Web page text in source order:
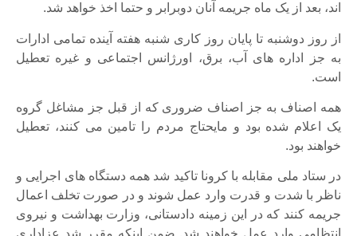
اند، بعد از یک ماه جریمه آنان دوبرابر و حتما اخذ خواهد شد.
از روز دوشنبه تا پایان روز کاری شنبه هفته آینده تمامی ادارات
به جز اداره های آب، برق، اورژانس اجتماعی و غیره تعطیل
است.
همه اصناف به جز اصناف ضروری که از قبل جز مشاغل گروه
یک اعلام شده بود و مایحتاج مردم را تامین می کنند، تعطیل
خواهند بود.
در ستاد ملی مقابله با کرونا تاکید شد همه دستگاه های اجرایی و
ناظر با شدت و قدرت وارد عمل شوند و در صورت تخلف اعمال
جریمه کنند که در این زمینه دادستانی، وزارت بهداشت و نیروی